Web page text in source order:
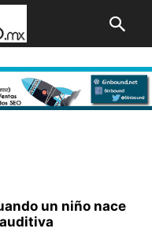
un niño nace